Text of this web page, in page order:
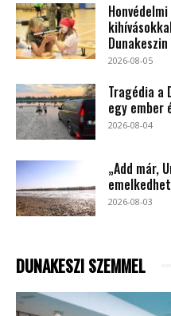
Dunakeszin
2026-08-05
Tragédia a
egy
2026-08-04
„Add már,
2026-08-03
DUNAKESZI SZEMMEL